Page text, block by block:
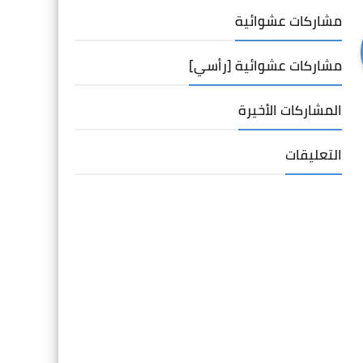
مشاركات عشوائية
مشاركات عشوائية [رأسي]
المشاركات الأخيرة
التعليقات